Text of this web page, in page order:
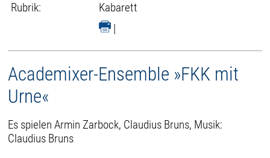
Rubrik:
Kabarett
|
Academixer-Ensemble »FKK mit
Urne«
Es spielen Armin Zarbock, Claudius Bruns, Musik:
Claudius Bruns